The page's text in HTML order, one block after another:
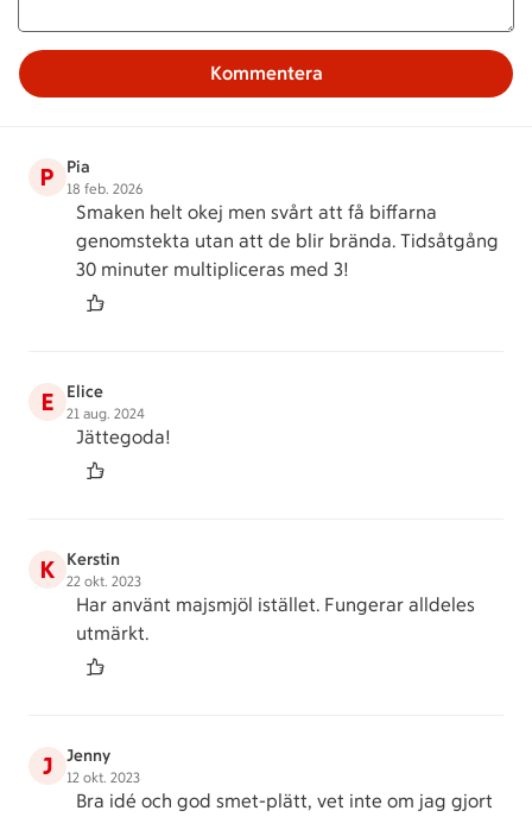
Kommentera
P Pia
18 feb. 2026
Smaken helt okej men svårt att få biffarna
genomstekta utan att de blir brända. Tidsåtgång
30 minuter multipliceras med 3!
E Elice
21 aug. 2024
Jättegoda!
K Kerstin
22 okt. 2023
Har använt majsmjöl istället. Fungerar alldeles
utmärkt.
J Jenny
12 okt. 2023
Bra idé och god smet-plätt, vet inte om jag gjort